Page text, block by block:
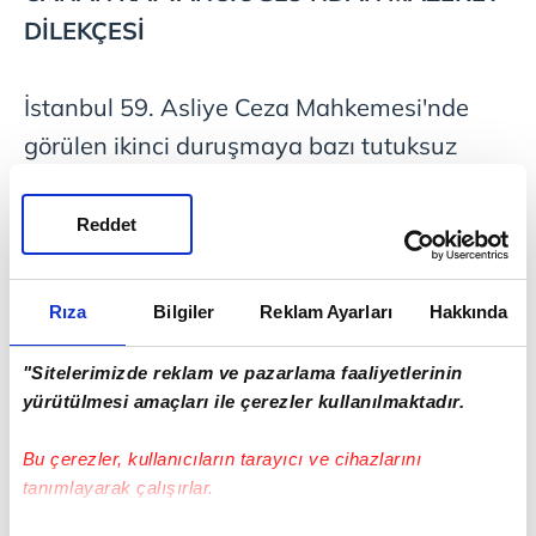
Rıza Bilgiler Reklam Ayarları Hakkında
"Sitelerimizde reklam ve pazarlama faaliyetlerinin
yürütülmesi amaçları ile çerezler kullanılmaktadır.
Bu çerezler, kullanıcıların tarayıcı ve cihazlarını
tanımlayarak çalışırlar.
Reddet
DİLEKÇESİ
İstanbul 59. Asliye Ceza Mahkemesi'nde
görülen ikinci duruşmaya bazı tutuksuz
CHP'nin eski İl Başkanı Canan Kaftancıoğlu,
CHP'li İstanbul Büyükşehir Belediyesi (İBB)
Meclis Üyesi ve İBB Spor Kulübü Başkanı
eski Şişli Belediyesi Meclis Üyesi Seval Adalı
ve İmamoğlu İnşaat Genel Müdürü Tuncay
Yılmaz'ın bu celse savunma yapmaları
bekleniyordu ancak mazeret dilekçesi